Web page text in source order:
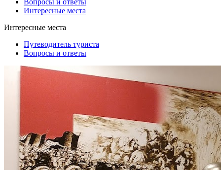
Интересные места
Интересные места
Путеводитель туриста
Вопросы и ответы